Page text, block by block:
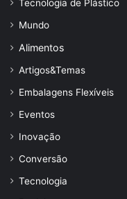
Tecnologia de Plástico
Mundo
Alimentos
Artigos&Temas
Embalagens Flexíveis
Eventos
Inovação
Conversão
Tecnologia